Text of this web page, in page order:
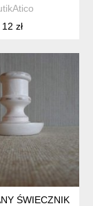
12 zł
ŚWIECZNIK